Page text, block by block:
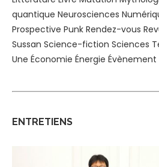
quantique Neurosciences
Prospective Punk Rendez-vous
Sussan Science-fiction Sciences
Une Économie Énergie Évènement
ENTRETIENS